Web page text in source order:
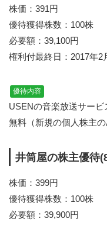
株価：391円
優待獲得株数：100株
必要額：39,100円
権利付最終日：2017年2
優待内容
USENの音楽放送サー
無料（新規の個人株主の
井筒屋の株主優待
株価：399円
優待獲得株数：100株
必要額：39,900円